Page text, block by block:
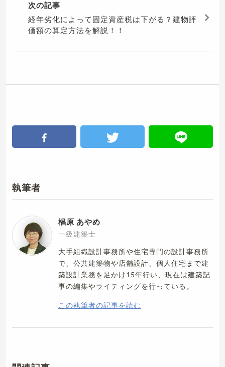
次の記事
経年劣化によって固定資産税は下がる？建物評
価額の算定方法を解説！！
執筆者
椙原 あやめ
一級建築士
大手組織設計事務所や住宅専門の設計事務所
で、公共建築物や店舗設計、個人住宅まで建
築設計業務を足かけ15年行い、現在は建築記
事の編集やライティングを行っている。
この執筆者の記事を読む